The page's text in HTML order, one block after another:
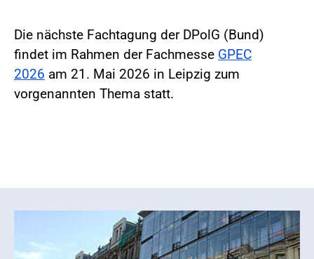
Die nächste Fachtagung der DPolG (Bund)
findet im Rahmen der Fachmesse GPEC
2026 am 21. Mai 2026 in Leipzig zum
vorgenannten Thema statt.